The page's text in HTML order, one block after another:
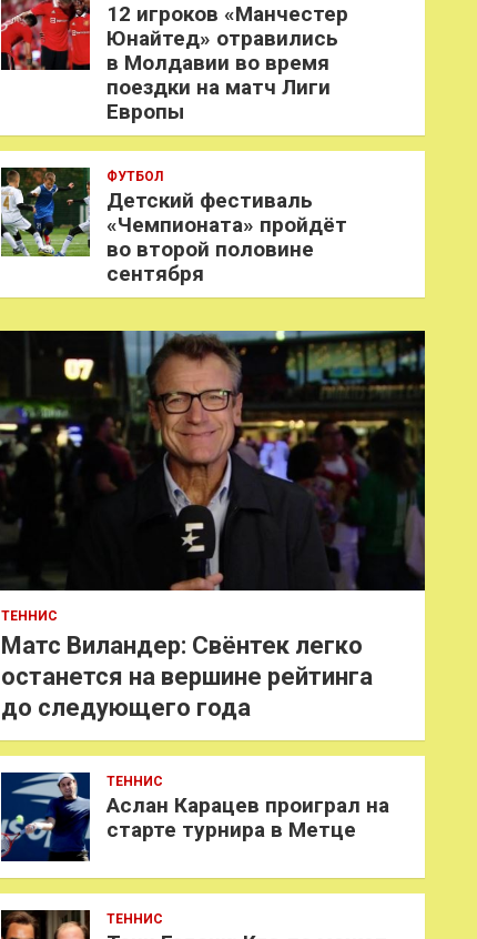
12 игроков «Манчестер
Юнайтед» отравились
в Молдавии во время
поездки на матч Лиги
Европы
ФУТБОЛ
Детский фестиваль
«Чемпионата» пройдёт
во второй половине
сентября
ТЕННИС
Матс Виландер: Свёнтек легко
останется на вершине рейтинга
до следующего года
ТЕННИС
Аслан Карацев проиграл на
старте турнира в Метце
ТЕННИС